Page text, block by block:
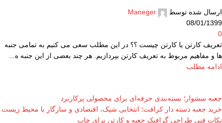
ارسال شده توسط
Maneger
08/01/1399
0
تعریف کارتن یا کارتن چیست ؟؟ در این مطلب سعی می کنیم به تمامی جنبه
ها و مفاهیم مربوط به تعریف کارتن بپردازیم. هر چند بعضی از این جنبه ه...
ادامه مطلب
جعبه سشوار؛ بسته‌بندی حرفه‌ای برای محصولی پرکاربرد
خرید جعبه دسته دار کرافت؛ انتخابی شیک، اقتصادی و سازگار با محیط زیست
نکات فنی طراحی گرافیک جعبه و کارتن برای چاپ